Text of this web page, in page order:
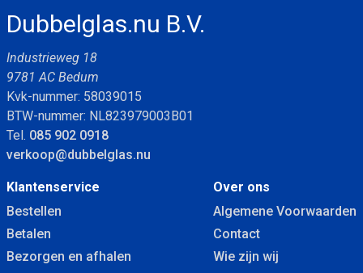
Dubbelglas.nu B.V.
Industrieweg 18
9781 AC Bedum
Kvk-nummer: 58039015
BTW-nummer: NL823979003B01
Tel. 085 902 0918
verkoop@dubbelglas.nu
Klantenservice
Bestellen
Betalen
Bezorgen en afhalen
Over ons
Algemene Voorwaarden
Contact
Wie zijn wij